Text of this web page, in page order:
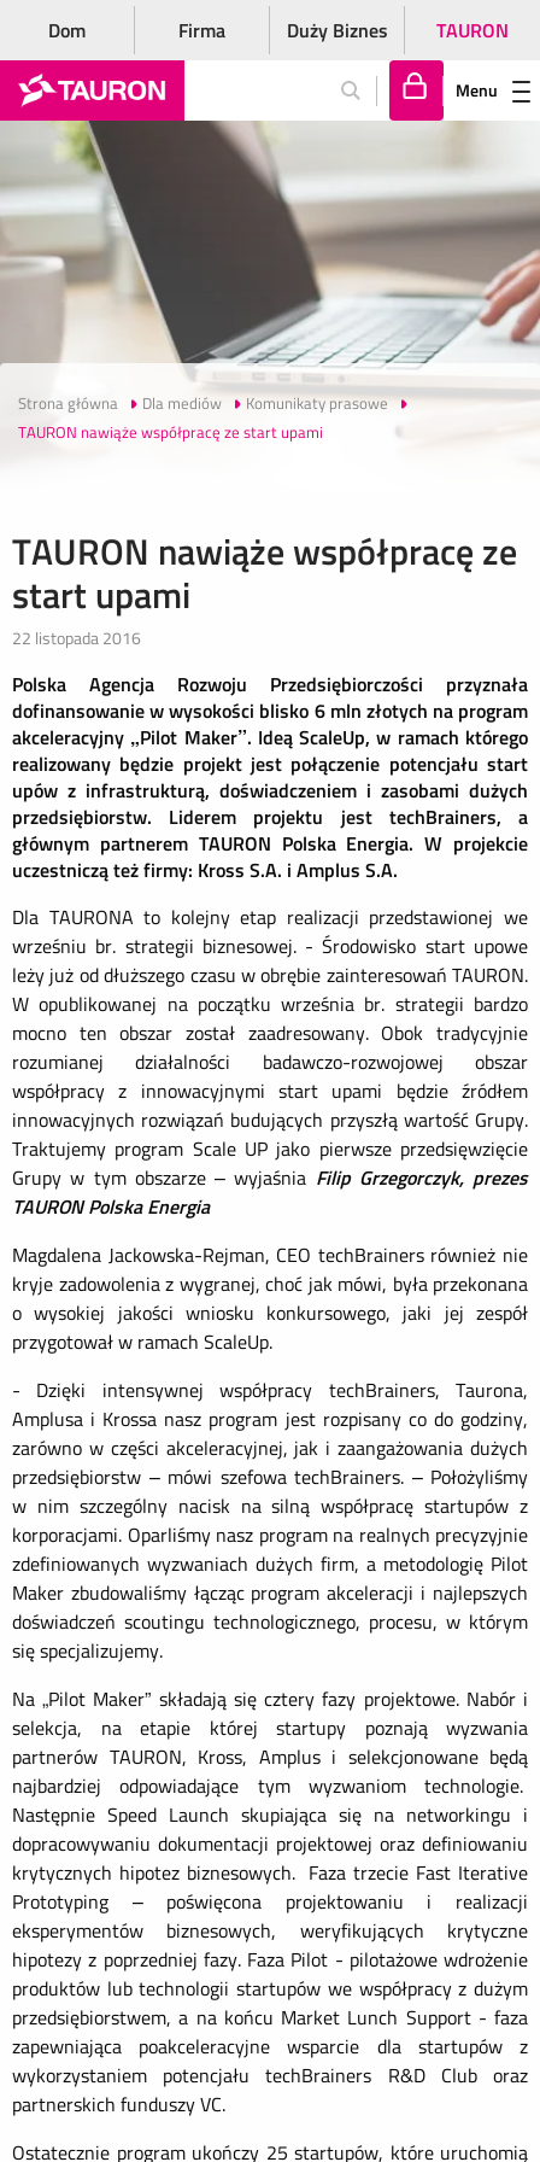
Dom Firma Duży Biznes TAURON
lo
gu
j
si
ę
Menu
Strona główna Dla mediów
Komunikaty prasowe
TAURON nawiąże współpracę ze start upami
TAURON nawiąże współpracę ze
start upami
22 listopada 2016
Polska Agencja Rozwoju Przedsiębiorczości przyznała
dofinansowanie w wysokości blisko 6 mln złotych na program
akceleracyjny „Pilot Maker”. Ideą ScaleUp, w ramach którego
realizowany będzie projekt jest połączenie potencjału start
upów z infrastrukturą, doświadczeniem i zasobami dużych
przedsiębiorstw. Liderem projektu jest techBrainers, a
głównym partnerem TAURON Polska Energia. W projekcie
uczestniczą też firmy: Kross S.A. i Amplus S.A.
Dla TAURONA to kolejny etap realizacji przedstawionej we
wrześniu br. strategii biznesowej. - Środowisko start upowe
leży już od dłuższego czasu w obrębie zainteresowań TAURON.
W opublikowanej na początku września br. strategii bardzo
mocno ten obszar został zaadresowany. Obok tradycyjnie
rozumianej działalności badawczo-rozwojowej obszar
współpracy z innowacyjnymi start upami będzie źródłem
innowacyjnych rozwiązań budujących przyszłą wartość Grupy.
Traktujemy program Scale UP jako pierwsze przedsięwzięcie
Grupy w tym obszarze – wyjaśnia Filip Grzegorczyk, prezes
TAURON Polska Energia
Magdalena Jackowska-Rejman, CEO techBrainers również nie
kryje zadowolenia z wygranej, choć jak mówi, była przekonana
o wysokiej jakości wniosku konkursowego, jaki jej zespół
przygotował w ramach ScaleUp.
- Dzięki intensywnej współpracy techBrainers, Taurona,
Amplusa i Krossa nasz program jest rozpisany co do godziny,
zarówno w części akceleracyjnej, jak i zaangażowania dużych
przedsiębiorstw – mówi szefowa techBrainers. – Położyliśmy
w nim szczególny nacisk na silną współpracę startupów z
korporacjami. Oparliśmy nasz program na realnych precyzyjnie
zdefiniowanych wyzwaniach dużych firm, a metodologię Pilot
Maker zbudowaliśmy łącząc program akceleracji i najlepszych
doświadczeń scoutingu technologicznego, procesu, w którym
się specjalizujemy.
Na „Pilot Maker” składają się cztery fazy projektowe. Nabór i
selekcja, na etapie której startupy poznają wyzwania
partnerów TAURON, Kross, Amplus i selekcjonowane będą
najbardziej odpowiadające tym wyzwaniom technologie.
Następnie Speed Launch skupiająca się na networkingu i
dopracowywaniu dokumentacji projektowej oraz definiowaniu
krytycznych hipotez biznesowych. Faza trzecie Fast Iterative
Prototyping – poświęcona projektowaniu i realizacji
eksperymentów biznesowych, weryfikujących krytyczne
hipotezy z poprzedniej fazy. Faza Pilot - pilotażowe wdrożenie
produktów lub technologii startupów we współpracy z dużym
przedsiębiorstwem, a na końcu Market Lunch Support - faza
zapewniająca poakceleracyjne wsparcie dla startupów z
wykorzystaniem potencjału techBrainers R&D Club oraz
partnerskich funduszy VC.
Ostatecznie program ukończy 25 startupów, które uruchomią